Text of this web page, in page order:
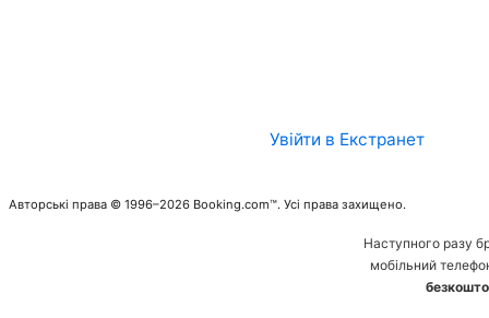
Увійти в Екстранет
Авторські права © 1996–2026 Booking.com™. Усі права захищено.
Наступного разу
мобільний